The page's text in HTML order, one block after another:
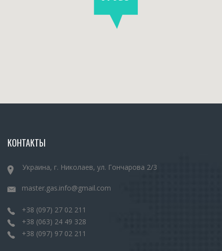
УСТАНОВКА ЭЛЕКТРОННЫХ КОМПЛЕКТУЮЩИХ ГБО
УСТАНОВКА ГБО НА AUDI Q7
УСТАНОВКА ГБО НА JEEP
УСТАНОВКА ГБО НА INFINITI QX5.6
КОНТАКТЫ
Украина, г. Николаев, ул. Гончарова 2/3
master.gas.info@gmail.com
+38 (097) 27 02 211
+38 (063) 24 49 328
+38 (097) 97 02 211